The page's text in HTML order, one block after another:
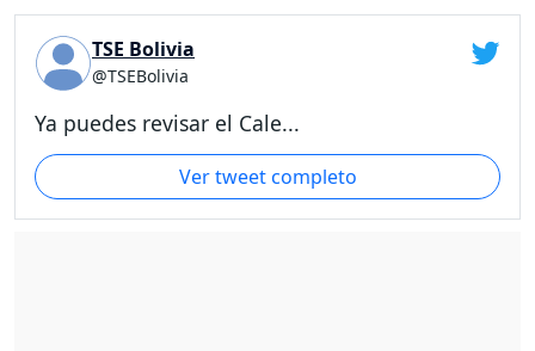
TSE Bolivia
@TSEBolivia
Ya puedes revisar el Cale...
Ver tweet completo